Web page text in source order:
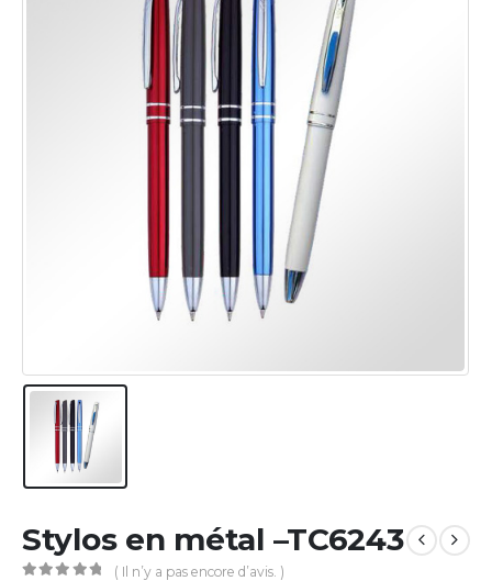
Stylos en métal –TC6243
( Il n’y a pas encore d’avis. )